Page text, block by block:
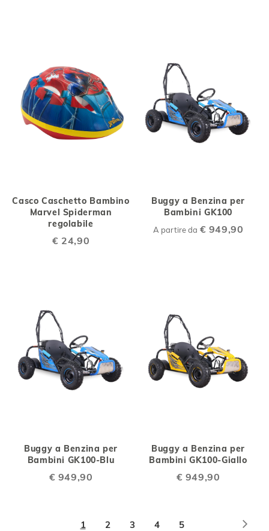
Casco Caschetto Bambino
Marvel Spiderman
regolabile
€ 24,90
Buggy a Benzina per
Bambini GK100
A partire da € 949,90
Buggy a Benzina per
Bambini GK100-Blu
€ 949,90
Buggy a Benzina per
Bambini GK100-Giallo
€ 949,90
Pagina
Attualmente
1 Pagina
2 Pagina
3 Pagina
4 Pagina
5